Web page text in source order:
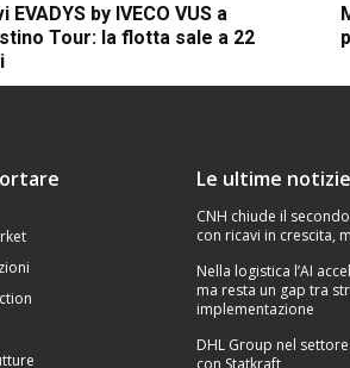
EVADYS by IVECO VUS a
Tour: la flotta sale a 22
Le ultime notizie
CNH chiude il
con ricavi in crescita,
Nella logistica l’AI
ma resta un gap tra
implementazione
DHL Group nel
con Statkraft